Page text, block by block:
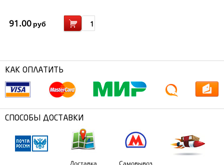
91.00 руб
КАК ОПЛАТИТЬ
СПОСОБЫ ДОСТАВКИ
Доставка Самовывоз